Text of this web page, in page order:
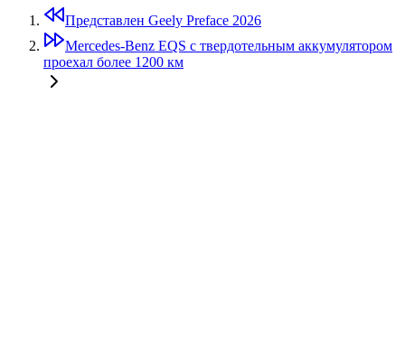
Представлен Geely Preface 2026
Mercedes-Benz EQS с твердотельным аккумулятором
проехал более 1200 км